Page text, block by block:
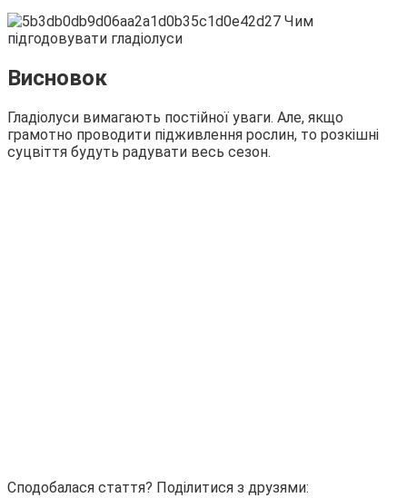
Висновок
Гладіолуси вимагають постійної уваги. Але, якщо
грамотно проводити підживлення рослин, то розкішні
суцвіття будуть радувати весь сезон.
Сподобалася стаття? Поділитися з друзями: